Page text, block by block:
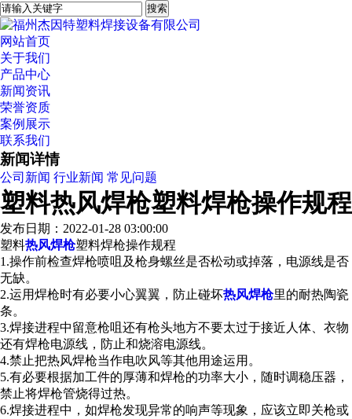
网站首页
关于我们
产品中心
新闻资讯
荣誉资质
案例展示
联系我们
新闻详情
公司新闻 行业新闻 常见问题
塑料热风焊枪塑料焊枪操作规程
发布日期：2022-01-28 03:00:00
塑料热风焊枪塑料焊枪操作规程
1.操作前检查焊枪喷咀及枪身螺丝是否松动或掉落，电源线是否
无缺。
2.运用焊枪时有必要小心翼翼，防止碰坏热风焊枪里的耐热陶瓷
条。
3.焊接进程中留意枪咀还有枪头地方不要太过于接近人体、衣物
还有焊枪电源线，防止和烧溶电源线。
4.禁止把热风焊枪当作电吹风等其他用途运用。
5.有必要根据加工件的厚薄和焊枪的功率大小，随时调稳压器，
禁止将焊枪管烧得过热。
6.焊接进程中，如焊枪发现异常的响声等现象，应该立即关枪或